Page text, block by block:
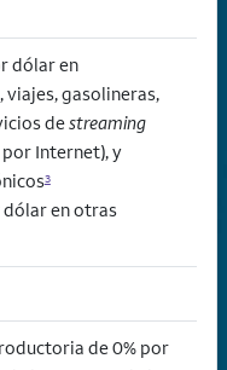
dólar en
viajes, gasolineras,
destreaming
Internet), y
3
en otras
de 0% por